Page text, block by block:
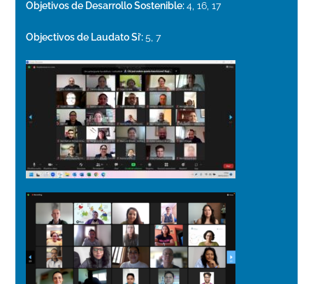
Objetivos de Desarrollo Sostenible:4, 16, 17
Objectivos de Laudato Si’:5, 7